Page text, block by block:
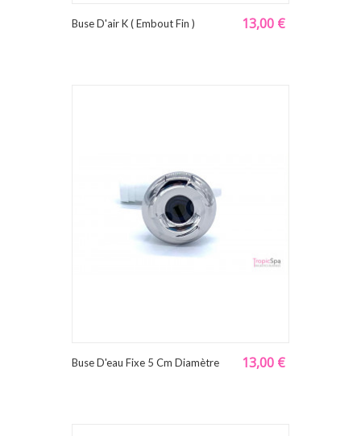
Buse D'air K ( Embout Fin ) 13,00 €
Buse D'eau Fixe 5 Cm Diamètre 13,00 €